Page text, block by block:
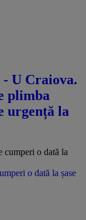
- U Craiova.
plimba
urgență la
o dată la șase